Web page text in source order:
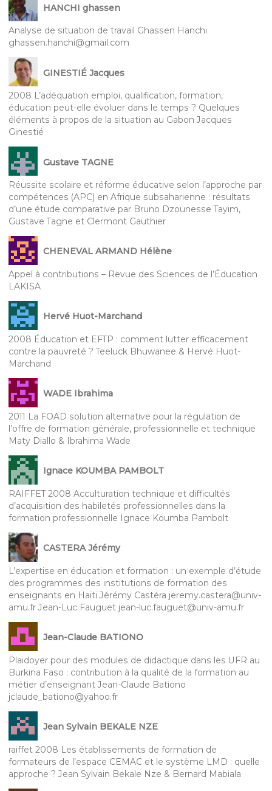
HANCHI ghassen
Analyse de situation de travail Ghassen Hanchi
ghassen.hanchi@gmail.com
GINESTIÉ Jacques
2008 L’adéquation emploi, qualification, formation,
éducation peut-elle évoluer dans le temps ? Quelques
éléments à propos de la situation au Gabon Jacques
Ginestié
Gustave TAGNE
Réussite scolaire et réforme éducative selon l’approche par
compétences (APC) en Afrique subsaharienne : résultats
d’une étude comparative par Bruno Dzounesse Tayim,
Gustave Tagne et Clermont Gauthier
CHENEVAL ARMAND Hélène
Appel à contributions – Revue des Sciences de l’Éducation
LAKISA
Hervé Huot-Marchand
2008 Éducation et EFTP : comment lutter efficacement
contre la pauvreté ? Teeluck Bhuwanee & Hervé Huot-
Marchand
WADE Ibrahima
2011 La FOAD solution alternative pour la régulation de
l’offre de formation générale, professionnelle et technique
Maty Diallo & Ibrahima Wade
Ignace KOUMBA PAMBOLT
RAIFFET 2008 Acculturation technique et difficultés
d’acquisition des habiletés professionnelles dans la
formation professionnelle Ignace Koumba Pambolt
CASTERA Jérémy
L’expertise en éducation et formation : un exemple d’étude
des programmes des institutions de formation des
enseignants en Haïti Jérémy Castéra jeremy.castera@univ-
amu.fr Jean-Luc Fauguet jean-luc.fauguet@univ-amu.fr
Jean-Claude BATIONO
Plaidoyer pour des modules de didactique dans les UFR au
Burkina Faso : contribution à la qualité de la formation au
métier d’enseignant Jean-Claude Bationo
jclaude_bationo@yahoo.fr
Jean Sylvain BEKALE NZE
raiffet 2008 Les établissements de formation de
formateurs de l’espace CEMAC et le système LMD : quelle
approche ? Jean Sylvain Bekale Nze & Bernard Mabiala